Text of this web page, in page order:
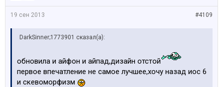
#4109
19 сен 2013
DarkSinner;1773901 сказал(а):
обновила и айфон и айпад,дизайн отстой
первое впечатление не самое лучшее,хочу назад иос 6
и скевоморфизм